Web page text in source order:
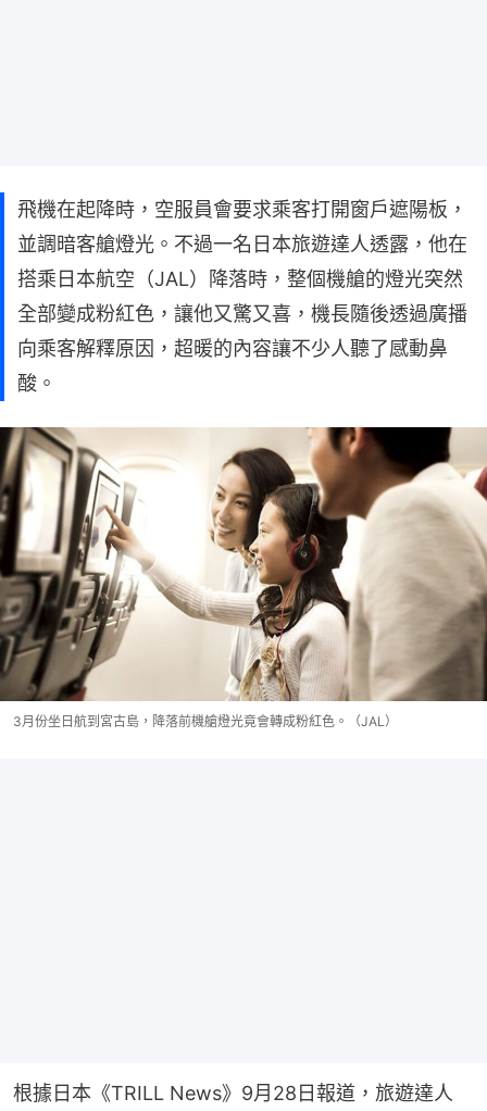
飛機在起降時，空服員會要求乘客打開窗戶遮陽板，
並調暗客艙燈光。不過一名日本旅遊達人透露，他在
搭乘日本航空（JAL）降落時，整個機艙的燈光突然
全部變成粉紅色，讓他又驚又喜，機長隨後透過廣播
向乘客解釋原因，超暖的內容讓不少人聽了感動鼻
酸。
3月份坐日航到宮古島，降落前機艙燈光竟會轉成粉紅色。（JAL）
根據日本《TRILL News》9月28日報道，旅遊達人